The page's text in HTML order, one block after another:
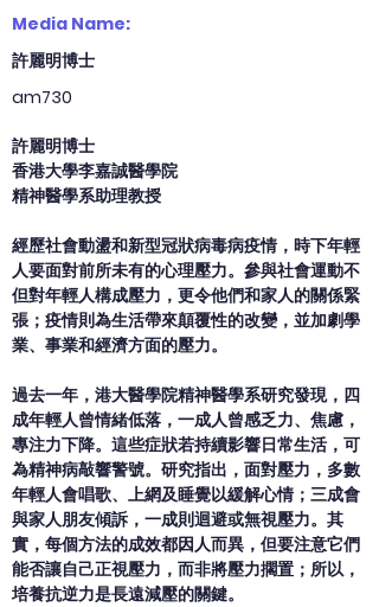
Media Name:
許麗明博士
am730
許麗明博士
香港大學李嘉誠醫學院
精神醫學系助理教授
經歷社會動盪和新型冠狀病毒病疫情，時下年輕
人要面對前所未有的心理壓力。參與社會運動不
但對年輕人構成壓力，更令他們和家人的關係緊
張；疫情則為生活帶來顛覆性的改變，並加劇學
業、事業和經濟方面的壓力。
過去一年，港大醫學院精神醫學系研究發現，四
成年輕人曾情緒低落，一成人曾感乏力、焦慮，
專注力下降。這些症狀若持續影響日常生活，可
為精神病敲響警號。研究指出，面對壓力，多數
年輕人會唱歌、上網及睡覺以緩解心情；三成會
與家人朋友傾訴，一成則迴避或無視壓力。其
實，每個方法的成效都因人而異，但要注意它們
能否讓自己正視壓力，而非將壓力擱置；所以，
培養抗逆力是長遠減壓的關鍵。